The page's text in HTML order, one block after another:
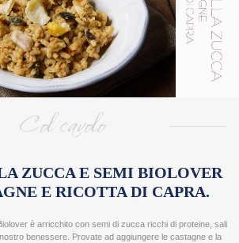
ROBERTA RESTELLI
VALENTINA PRATO
ANNA MARCONI
MARIANNA FRANCHI
GIULIA SCARPALEGGIA
SUSANNA MARCHESI
ZUCCA E SEMI BIOLOVER
E RICOTTA DI CAPRA.
è arricchito con semi di zucca ricchi di proteine, sali
benessere. Provate ad aggiungere le castagne e la